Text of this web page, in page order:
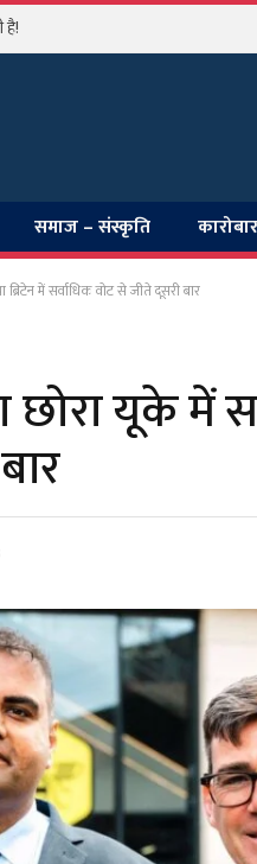
है!
समाज – संस्कृति कारोबार
में सर्वाधिक वोट से जीते दूसरी बार
यूके में